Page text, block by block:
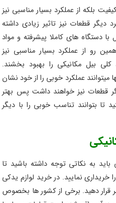
بلکه از عملکرد بسیار مناسبی نیز
دیگر قطعات نیز تاثیر زیادی داشته
دستگاه های کاملا پیشرفته و مواد
رو از عملکرد بسیار مناسبی نیز
کلی بیل مکانیکی را بهبود بخشند.
میتوانند عملکرد خوبی را از خود نشان
قطعات نیز خواهند داشت پس بهتر
تا بتوانند تناسب خوبی را با دیگر
به نکاتی توجه داشته باشید تا
خریداری نمایید. در خرید لوازم یدکی
قرار دهید. برخی از کشور ها بخصوص